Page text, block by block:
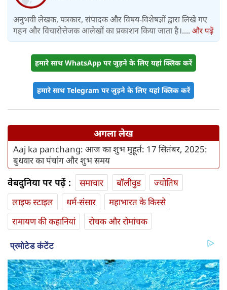
अनुभवी लेखक, पत्रकार, संपादक और विषय-विशेषज्ञों द्वारा लिखे गए
गहन और विचारोत्तेजक आलेखों का प्रकाशन किया जाता है।.... और पढ़ें
हमारे साथ WhatsApp पर जुड़ने के लिए यहां क्लिक करें
हमारे साथ Telegram पर जुड़ने के लिए यहां क्लिक करें
अगला लेख
Aaj ka panchang: आज का शुभ मुहूर्त: 17 सितंबर, 2025:
बुधवार का पंचांग और शुभ समय
वेबदुनिया पर पढ़ें : समाचार बॉलीवुड
ज्योतिष
लाइफ स्‍टाइल
धर्म-संसार
महाभारत के किस्से
रामायण की कहानियां
रोचक और रोमांचक